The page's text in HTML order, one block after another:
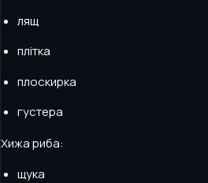
лящ
плітка
плоскирка
густера
Хижа риба:
щука